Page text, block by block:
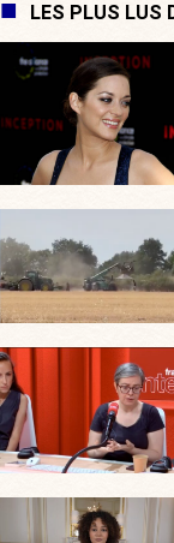
LES PLUS LUS